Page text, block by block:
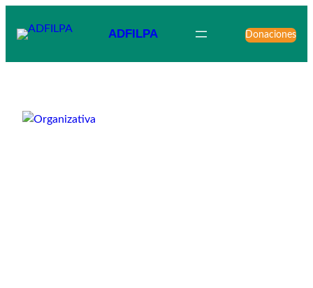
ADFILPA Donaciones